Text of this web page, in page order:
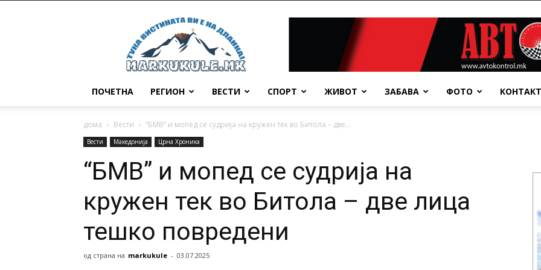
Маркукуле
ПОЧЕТНА РЕГИОН ВЕСТИ СПОРТ ЖИВОТ ЗАБАВА ФОТО КОНТАКТ
дома Вести “БМВ” и мопед се судрија на кружен тек во Битола – две...
Вести Македонија Црна Хроника
“БМВ” и мопед се судрија на
кружен тек во Битола – две лица
тешко повpeдени
од страна на markukule - 03.07.2025